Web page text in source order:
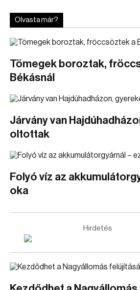
Olvasta már?
Tömegek boroztak,
Békásnál
Járvány van
oltottak
Folyó víz az
oka
Hirdetés